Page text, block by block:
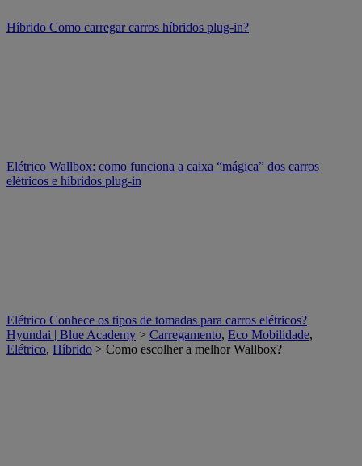
Híbrido Como carregar carros híbridos plug-in?
Elétrico Wallbox: como funciona a caixa “mágica” dos carros
elétricos e híbridos plug-in
Elétrico Conhece os tipos de tomadas para carros elétricos?
Hyundai | Blue Academy > Carregamento, Eco Mobilidade,
Elétrico, Híbrido > Como escolher a melhor Wallbox?